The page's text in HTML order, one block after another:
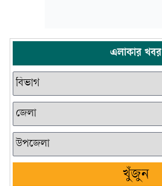
এলাকার খবর
খুঁজুন